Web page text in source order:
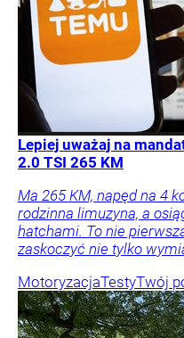
Lepiej uważaj na
2.0 TSI 265 KM
Ma 265 KM, napęd na 4
rodzinna limuzyna, a
hatchami. To nie
zaskoczyć nie tylko
MotoryzacjaTestyTwój